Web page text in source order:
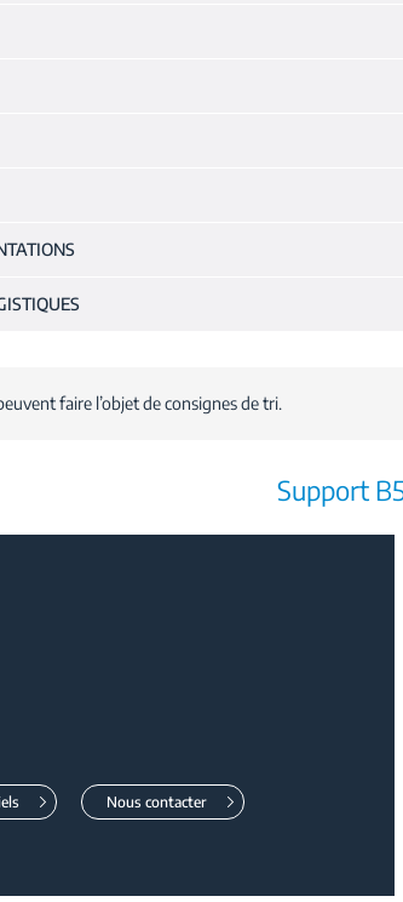
faire l’objet de consignes de tri.
Support
Nous contacter